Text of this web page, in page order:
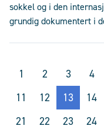
sokkel og i den
grundig dokumentert i
1 2 3 4
11
12 13 14
21
22 23 24